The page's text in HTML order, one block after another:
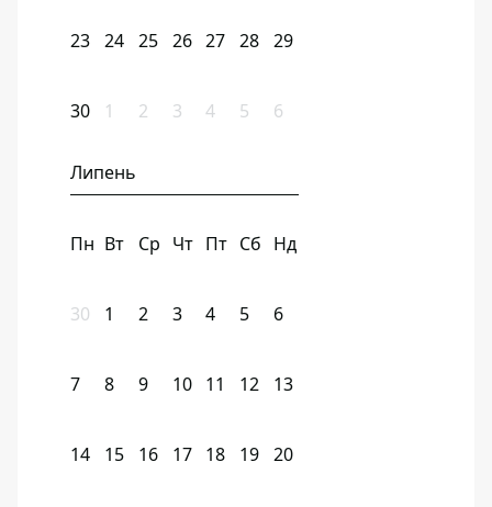
23 24 25 26 27 28 29
30 1 2 3 4 5 6
Липень
Пн Вт Ср Чт Пт Сб Нд
30 1 2 3 4 5 6
7 8 9 10 11 12 13
14 15 16 17 18 19 20